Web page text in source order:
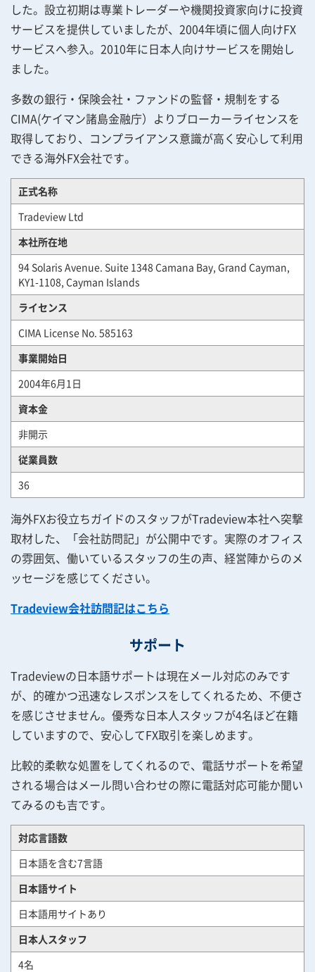
した。設立初期は専業トレーダーや機関投資家向けに投資
サービスを提供していましたが、2004年頃に個人向けFX
サービスへ参入。2010年に日本人向けサービスを開始し
ました。
多数の銀行・保険会社・ファンドの監督・規制をする
CIMA(ケイマン諸島金融庁）よりブローカーライセンスを
取得しており、コンプライアンス意識が高く安心して利用
できる海外FX会社です。
正式名称
Tradeview Ltd
本社所在地
94 Solaris Avenue. Suite 1348 Camana Bay, Grand Cayman,
KY1-1108, Cayman Islands
ライセンス
CIMA License No. 585163
事業開始日
2004年6月1日
資本金
非開示
従業員数
36
海外FXお役立ちガイドのスタッフがTradeview本社へ突撃
取材した、「会社訪問記」が公開中です。実際のオフィス
の雰囲気、働いているスタッフの生の声、経営陣からのメ
ッセージを感じてください。
Tradeview会社訪問記はこちら
サポート
Tradeviewの日本語サポートは現在メール対応のみです
が、的確かつ迅速なレスポンスをしてくれるため、不便さ
を感じさせません。優秀な日本人スタッフが4名ほど在籍
していますので、安心してFX取引を楽しめます。
比較的柔軟な処置をしてくれるので、電話サポートを希望
される場合はメール問い合わせの際に電話対応可能か聞い
てみるのも吉です。
対応言語数
日本語を含む7言語
日本語サイト
日本語用サイトあり
日本人スタッフ
4名